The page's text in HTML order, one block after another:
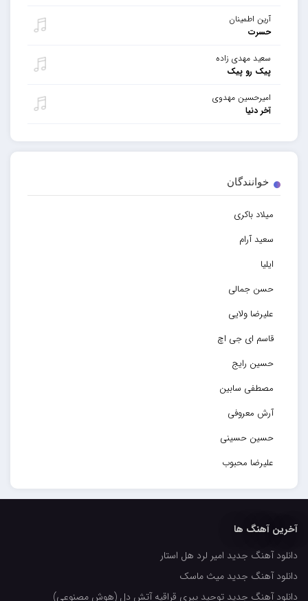
آرین اطمینان
حسرت
سعید مهدی زاده
پیک رو پیک
امیرحسین مهدوی
آخر دنیا
خوانندگان
میلاد باکری
سعید آرام
ایلیا
حسن جمالی
علیرضا ولایی
قاسم ای جی اچ
حسین رایج
مصطفی سابین
آرش معروفی
حسین حسینی
علیرضا محبوب
حسین حصارکی
کاپیتان
مجید رضوی
آخرین آهنگ ها
دانلود آهنگ جدید امیر لرد هل استار
دانلود آهنگ جدید میث ماسک
دانلود آهنگ جدید توحید پیری قراقیه آتش دل (هوش مصنوعی)